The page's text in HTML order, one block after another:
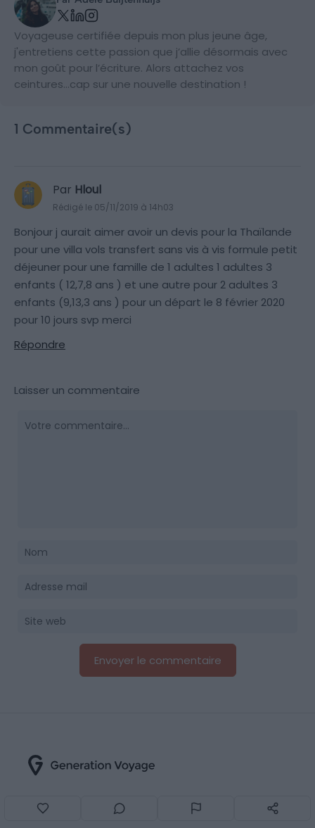
Voyageuse certifiée depuis mon plus jeune âge,
j'entretiens cette passion que j’allie désormais avec
mon goût pour l’écriture. Alors attachez vos
ceintures…cap sur une nouvelle destination !
1 Commentaire(s)
Par Hloul
Rédigé le 05/11/2019 à 14h03
Bonjour j aurait aimer avoir un devis pour la Thaïlande
pour une villa vols transfert sans vis à vis formule petit
déjeuner pour une famille de 1 adultes 1 adultes 3
enfants ( 12,7,8 ans ) et une autre pour 2 adultes 3
enfants (9,13,3 ans ) pour un départ le 8 février 2020
pour 10 jours svp merci
Répondre
Laisser un commentaire
découvrir des expériences mémorables et vous